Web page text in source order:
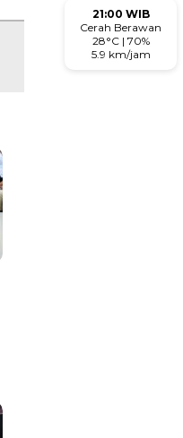
21:00 WIB
Cerah Berawan
28°C | 70%
5.9 km/jam